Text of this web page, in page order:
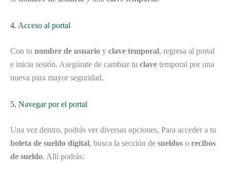
4. Acceso al portal
Con tu nombre de usuario y clave temporal, regresa al portal
e inicia sesión. Asegúrate de cambiar tu clave temporal por una
nueva para mayor seguridad.
5. Navegar por el portal
Una vez dentro, podrás ver diversas opciones. Para acceder a tu
boleta de sueldo digital, busca la sección de sueldos o recibos
de sueldo. Allí podrás: